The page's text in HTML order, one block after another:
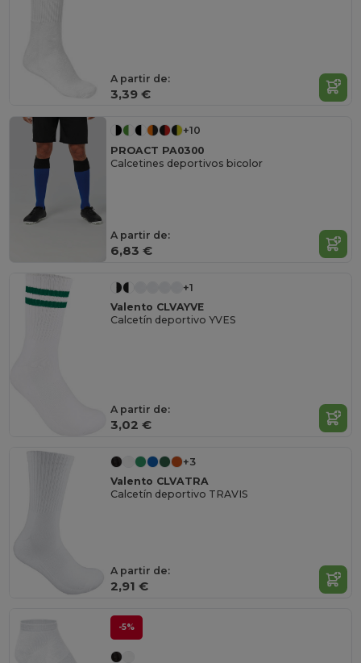
A partir de:
3,39 €
+10
PROACT PA0300
Calcetines deportivos bicolor
A partir de:
6,83 €
+1
Valento CLVAYVE
Calcetín deportivo YVES
A partir de:
3,02 €
+3
Valento CLVATRA
Calcetín deportivo TRAVIS
A partir de:
2,91 €
-5%